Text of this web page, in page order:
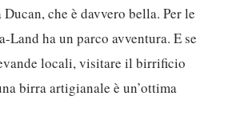
Ducan, che è davvero bella. Per le
Land ha un parco avventura. E se
locali, visitare il birrificio
birra artigianale è un’ottima